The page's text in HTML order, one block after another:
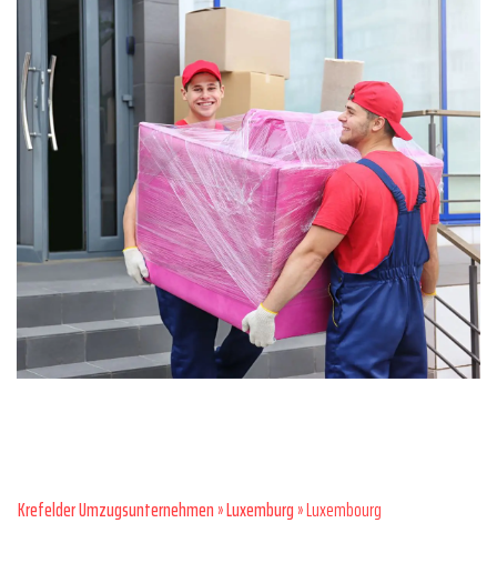
Krefelder Umzugsunternehmen»Luxemburg» Luxembourg